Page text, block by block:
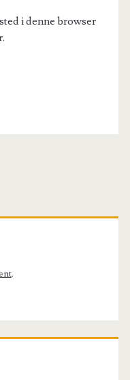
i denne browser
.